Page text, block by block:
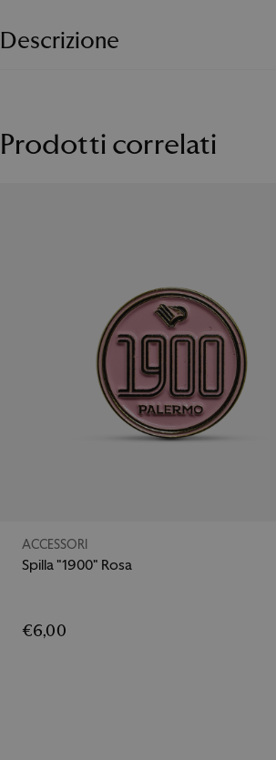
Descrizione
Prodotti correlati
ACCESSORI
Spilla "1900" Rosa
€6,00